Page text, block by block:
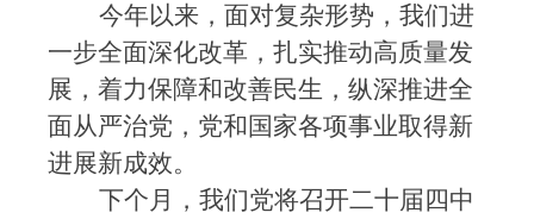
今年以来，面对复杂形势，我们进
一步全面深化改革，扎实推动高质量发
展，着力保障和改善民生，纵深推进全
面从严治党，党和国家各项事业取得新
进展新成效。
下个月，我们党将召开二十届四中